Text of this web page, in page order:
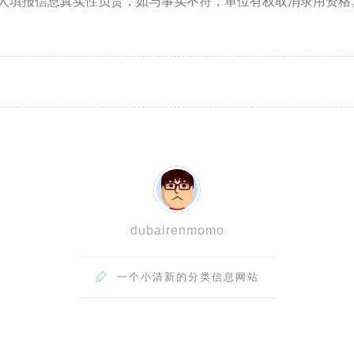
dubairenmomo
 一个小清新的分类信息网站